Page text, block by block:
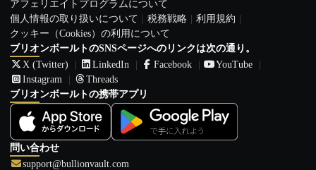
アフェリエイトプログラムについて
個人情報の取り扱いについて
税務戦略
利用規約
クッキー（Cookies）の利用について
ブリオンボールトのSNSページへのリンクは次の通り。
X (Twitter)
LinkedIn Facebook
YouTube
Instagram
Threads
ブリオンボールトの携帯アプリ
問い合わせ
support@bullionvault.com